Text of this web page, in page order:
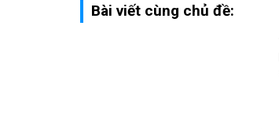
Bài viết cùng chủ đề: